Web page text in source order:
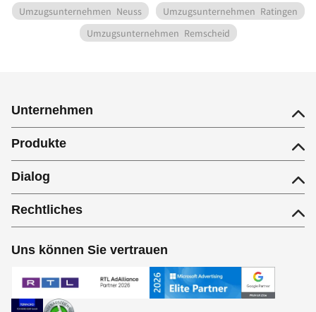
Umzugsunternehmen Neuss Umzugsunternehmen Ratingen
Umzugsunternehmen Remscheid
Unternehmen
Produkte
Dialog
Rechtliches
Uns können Sie vertrauen